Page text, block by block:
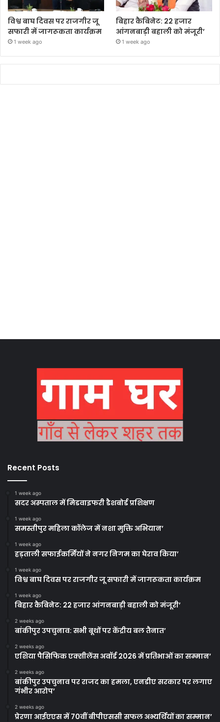
विश्व बाघ दिवस पर राजगीर जू
सफारी में जागरूकता कार्यक्रम
1 week ago
बिहार कैबिनेट: 22 हजार
आंगनबाड़ी बहाली को मंजूरी’
1 week ago
Recent Posts
1 week ago
सदर अस्पताल में मिडवाइफरी डैशबोर्ड प्रशिक्षण
1 week ago
समस्तीपुर महिला कॉलेज में नशा मुक्ति अभियान’
1 week ago
हड़ताली सफाईकर्मियों ने नगर निगम का घेराव किया’
1 week ago
विश्व बाघ दिवस पर राजगीर जू सफारी में जागरूकता कार्यक्रम
1 week ago
बिहार कैबिनेट: 22 हजार आंगनबाड़ी बहाली को मंजूरी’
2 weeks ago
बांकीपुर उपचुनाव: सभी बूथों पर केंद्रीय बल तैनात’
2 weeks ago
एशिया पैसिफिक एक्सीलेंस अवॉर्ड 2026 में प्रतिभाओं का सम्मान’
2 weeks ago
बांकीपुर उपचुनाव पर राजद का हमला, एनडीए सरकार पर लगाए
गंभीर आरोप’
2 weeks ago
प्रेरणा आईएएस में 70वीं बीपीएससी सफल अभ्यर्थियों का सम्मान’